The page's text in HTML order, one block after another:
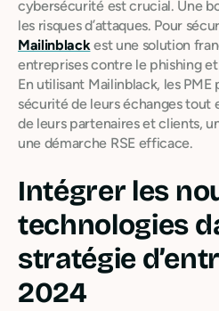
cybersécurité est crucial. Une
les risques d’attaques. Pour
Mailinblack est une solution
entreprises contre le phishing
En utilisant Mailinblack, les
sécurité de leurs échanges
de leurs partenaires et clients,
une démarche RSE efficace.
Intégrer les
technologies
stratégie
2024